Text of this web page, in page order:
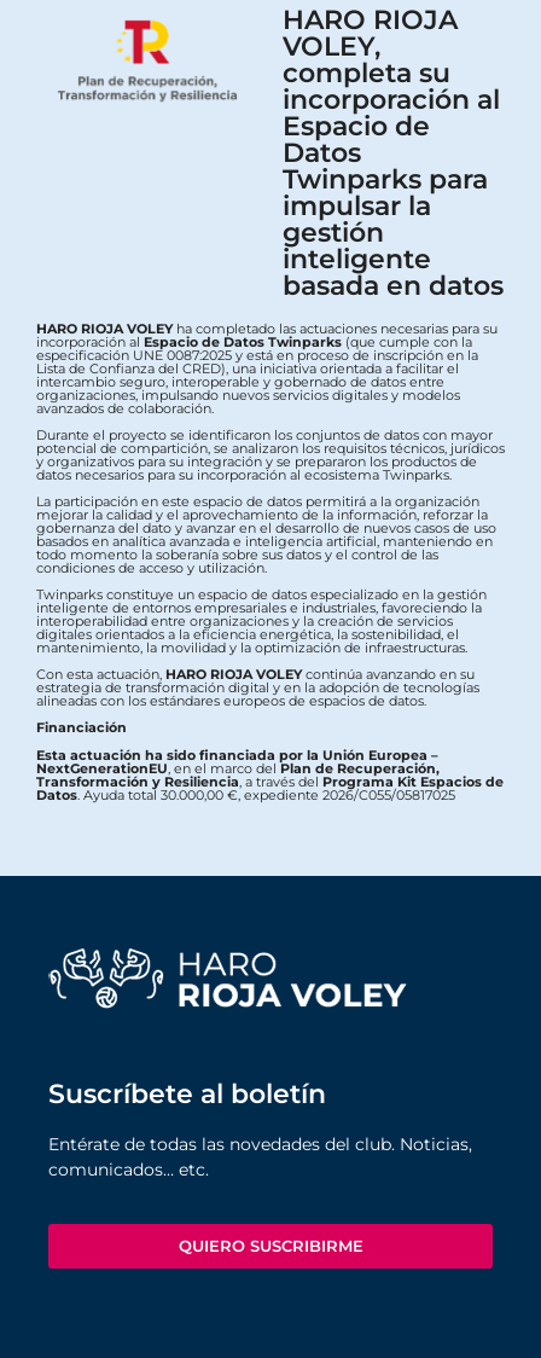
HARO RIOJA
VOLEY,
completa su
incorporación al
Espacio de
Datos
Twinparks para
impulsar la
gestión
inteligente
basada en datos
HARO RIOJA VOLEYha completado las actuaciones necesarias para su
incorporación al Espacio de Datos Twinparks (que cumple con la
especificación UNE 0087:2025 y está en proceso de inscripción en la
Lista de Confianza del CRED), una iniciativa orientada a facilitar el
intercambio seguro, interoperable y gobernado de datos entre
organizaciones, impulsando nuevos servicios digitales y modelos
avanzados de colaboración.
Durante el proyecto se identificaron los conjuntos de datos con mayor
potencial de compartición, se analizaron los requisitos técnicos, jurídicos
y organizativos para su integración y se prepararon los productos de
datos necesarios para su incorporación al ecosistema Twinparks.
La participación en este espacio de datos permitirá a la organización
mejorar la calidad y el aprovechamiento de la información, reforzar la
gobernanza del dato y avanzar en el desarrollo de nuevos casos de uso
basados en analítica avanzada e inteligencia artificial, manteniendo en
todo momento la soberanía sobre sus datos y el control de las
condiciones de acceso y utilización.
Twinparks constituye un espacio de datos especializado en la gestión
inteligente de entornos empresariales e industriales, favoreciendo la
interoperabilidad entre organizaciones y la creación de servicios
digitales orientados a la eficiencia energética, la sostenibilidad, el
mantenimiento, la movilidad y la optimización de infraestructuras.
Con esta actuación, HARO RIOJA VOLEYcontinúa avanzando en su
estrategia de transformación digital y en la adopción de tecnologías
alineadas con los estándares europeos de espacios de datos.
Financiación
Esta actuación ha sido financiada por la Unión Europea –
NextGenerationEU , en el marco delPlan de Recuperación,
Transformación y Resiliencia , a través del Programa Kit Espacios de
Datos . Ayuda total 30.000,00 €, expediente 2026/C055/05817025
Suscríbete al boletín
Entérate de todas las novedades del club. Noticias,
comunicados… etc.
QUIERO SUSCRIBIRME